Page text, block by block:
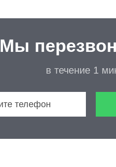
Мы
в течение 1